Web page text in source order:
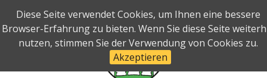
Diese Seite verwendet Cookies, um Ihnen eine bessere
Browser-Erfahrung zu bieten. Wenn Sie diese Seite
nutzen, stimmen Sie der Verwendung von Cookies zu.
Akzeptieren